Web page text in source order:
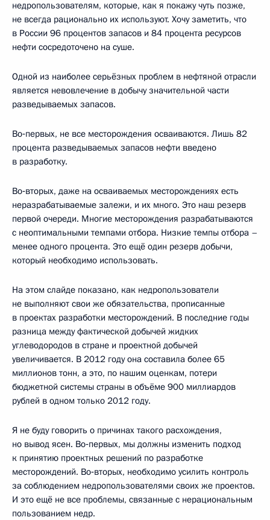
недропользователям, которые, как я покажу чуть позже,
не всегда рационально их используют. Хочу заметить, что
в России 96 процентов запасов и 84 процента ресурсов
нефти сосредоточено на суше.
Одной из наиболее серьёзных проблем в нефтяной отрасли
является невовлечение в добычу значительной части
разведываемых запасов.
Во‑первых, не все месторождения осваиваются. Лишь 82
процента разведываемых запасов нефти введено
в разработку.
Во‑вторых, даже на осваиваемых месторождениях есть
неразрабатываемые залежи, и их много. Это наш резерв
первой очереди. Многие месторождения разрабатываются
с неоптимальными темпами отбора. Низкие темпы отбора –
менее одного процента. Это ещё один резерв добычи,
который необходимо использовать.
На этом слайде показано, как недропользователи
не выполняют свои же обязательства, прописанные
в проектах разработки месторождений. В последние годы
разница между фактической добычей жидких
углеводородов в стране и проектной добычей
увеличивается. В 2012 году она составила более 65
миллионов тонн, а это, по нашим оценкам, потери
бюджетной системы страны в объёме 900 миллиардов
рублей в одном только 2012 году.
Я не буду говорить о причинах такого расхождения,
но вывод ясен. Во‑первых, мы должны изменить подход
к принятию проектных решений по разработке
месторождений. Во‑вторых, необходимо усилить контроль
за соблюдением недропользователями своих же проектов.
И это ещё не все проблемы, связанные с нерациональным
пользованием недр.